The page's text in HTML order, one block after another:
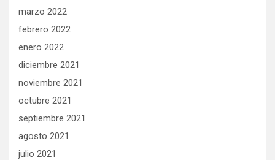
marzo 2022
febrero 2022
enero 2022
diciembre 2021
noviembre 2021
octubre 2021
septiembre 2021
agosto 2021
julio 2021